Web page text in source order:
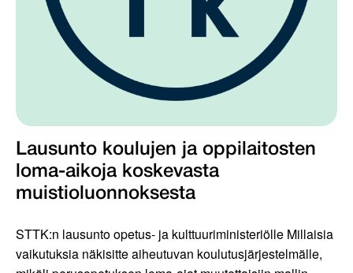
Lausunto koulujen ja oppilaitosten
loma-aikoja koskevasta
muistioluonnoksesta
STTK:n lausunto opetus- ja kulttuuriministeriölle Millaisia
vaikutuksia näkisitte aiheutuvan koulutusjärjestelmälle,